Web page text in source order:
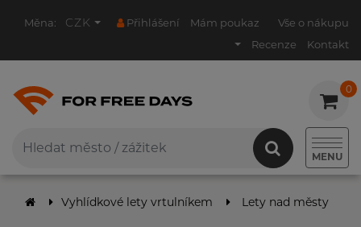
Měna: CZK Přihlášení Mám poukaz
Vše o nákupu
Recenze
Kontakt
0
0
MENU
Vyhlídkové lety vrtulníkem Lety nad městy